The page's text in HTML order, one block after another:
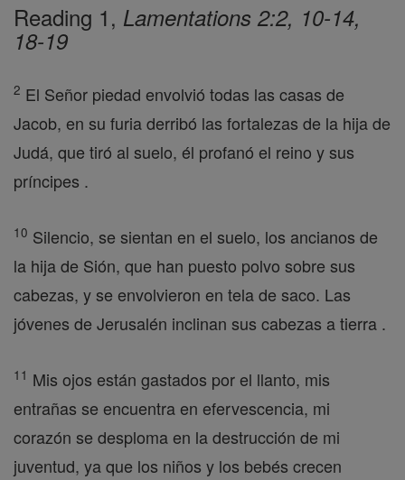
Reading 1, Lamentations 2:2, 10-14,
18-19
2 El Señor piedad envolvió todas las casas de
Jacob, en su furia derribó las fortalezas de la hija de
Judá, que tiró al suelo, él profanó el reino y sus
príncipes .
10 Silencio, se sientan en el suelo, los ancianos de
la hija de Sión, que han puesto polvo sobre sus
cabezas, y se envolvieron en tela de saco. Las
jóvenes de Jerusalén inclinan sus cabezas a tierra .
11 Mis ojos están gastados por el llanto, mis
entrañas se encuentra en efervescencia, mi
corazón se desploma en la destrucción de mi
juventud, ya que los niños y los bebés crecen